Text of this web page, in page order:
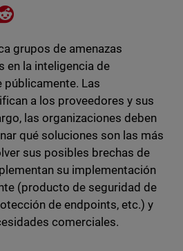
on X
Share on Reddit
grupos de amenazas
en la inteligencia de
públicamente. Las
a los proveedores y sus
las organizaciones deben
qué soluciones son las más
sus posibles brechas de
su implementación
(producto de seguridad de
de endpoints, etc.) y
comerciales.